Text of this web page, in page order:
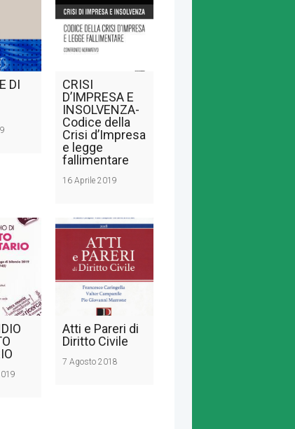
DI
CRISI
D’IMPRESA E
INSOLVENZA-
Codice della
Crisi d’Impresa
e legge
fallimentare
16 Aprile 2019
Atti e Pareri di
Diritto Civile
7 Agosto 2018